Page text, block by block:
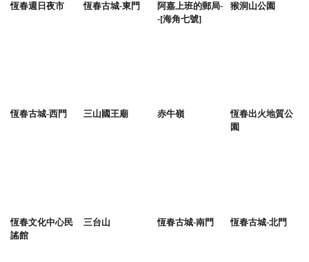
恆春週日夜市 恆春古城-東門
阿嘉上班的郵局-
-[海角七號]
猴洞山公園
恆春古城-西門 三山國王廟 赤牛嶺
恆春出火地質公
園
恆春文化中心民
謠館
三台山 恆春古城-南門 恆春古城-北門